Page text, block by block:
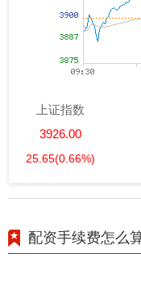
上证指数
3926.00
25.65(0.66%)
配资手续费怎么